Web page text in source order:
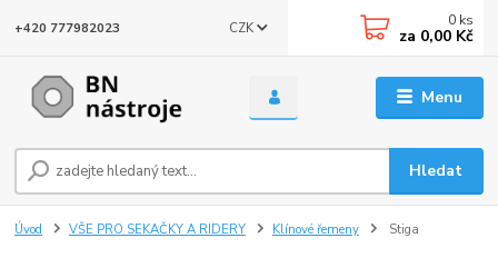
Menu
CZK
Hledat
+420 777982023 0 ks
za 0,00 Kč
Úvod VŠE PRO SEKAČKY A RIDERY Klínové řemeny Stiga